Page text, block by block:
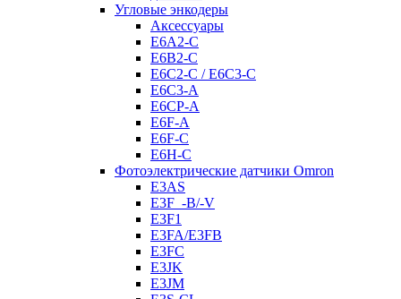
Угловые энкодеры
Аксессуары
E6A2-C
E6B2-C
E6C2-C / E6C3-C
E6C3-A
E6CP-A
E6F-A
E6F-C
E6H-C
Фотоэлектрические датчики Omron
E3AS
E3F_-B/-V
E3F1
E3FA/E3FB
E3FC
E3JK
E3JM